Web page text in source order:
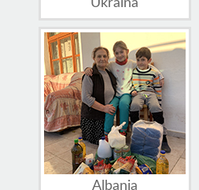
Ukraina
Albania